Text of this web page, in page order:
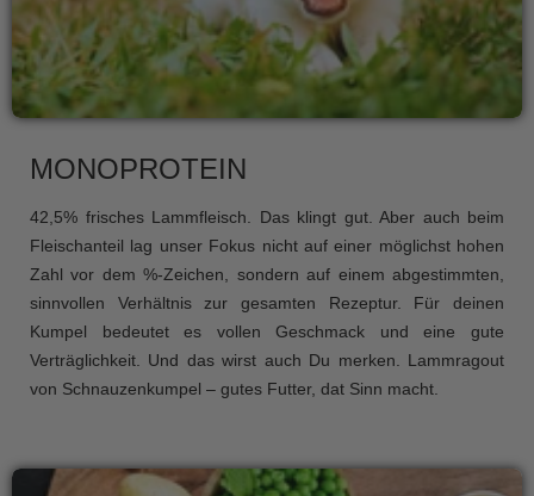
MONOPROTEIN
42,5% frisches Lammfleisch. Das klingt gut. Aber auch beim
Fleischanteil lag unser Fokus nicht auf einer möglichst hohen
Zahl vor dem %-Zeichen, sondern auf einem abgestimmten,
sinnvollen Verhältnis zur gesamten Rezeptur. Für deinen
Kumpel bedeutet es vollen Geschmack und eine gute
Verträglichkeit. Und das wirst auch Du merken. Lammragout
von Schnauzenkumpel – gutes Futter, dat Sinn macht.